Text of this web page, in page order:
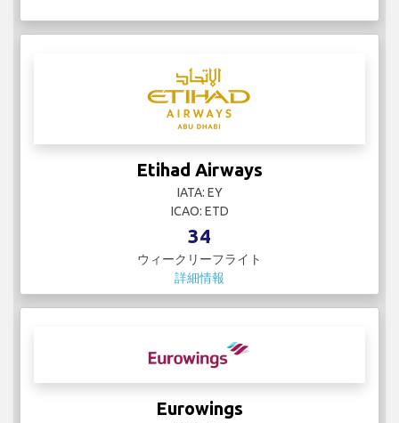
Etihad Airways
IATA: EY
ICAO: ETD
34
ウィークリーフライト
詳細情報
Eurowings